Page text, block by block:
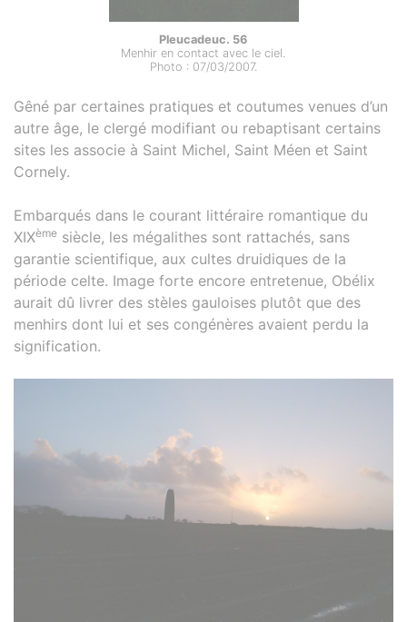
Pleucadeuc. 56
Menhir en contact avec le ciel.
Photo : 07/03/2007.
Gêné par certaines pratiques et coutumes venues d’un
autre âge, le clergé modifiant ou rebaptisant certains
sites les associe à Saint Michel, Saint Méen et Saint
Cornely.
Embarqués dans le courant littéraire romantique du
XIXème siècle, les mégalithes sont rattachés, sans
garantie scientifique, aux cultes druidiques de la
période celte. Image forte encore entretenue, Obélix
aurait dû livrer des stèles gauloises plutôt que des
menhirs dont lui et ses congénères avaient perdu la
signification.